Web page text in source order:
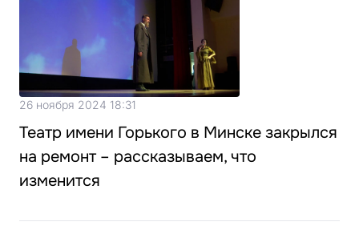
26 ноября 2024 18:31
Театр имени Горького в Минске закрылся
на ремонт – рассказываем, что
изменится